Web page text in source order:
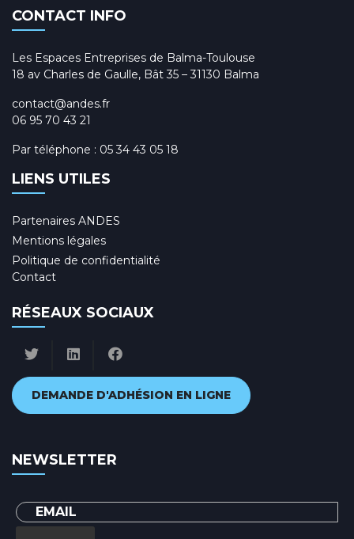
CONTACT INFO
Les Espaces Entreprises de Balma-Toulouse
18 av Charles de Gaulle, Bât 35 – 31130 Balma
contact@andes.fr
06 95 70 43 21
Par téléphone : 05 34 43 05 18
LIENS UTILES
Partenaires ANDES
Mentions légales
Politique de confidentialité
Contact
RÉSEAUX SOCIAUX
DEMANDE D'ADHÉSION EN LIGNE
NEWSLETTER